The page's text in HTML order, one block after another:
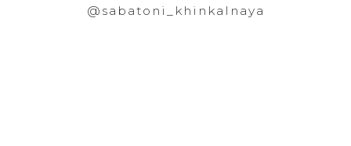
@sabatoni_khinkalnaya